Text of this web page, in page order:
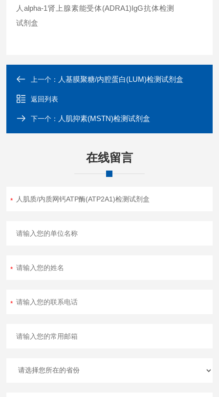
人alpha-1肾上腺素能受体(ADRA1)IgG抗体检测
试剂盒
上一个： 人基膜聚糖/内腔蛋白(LUM)检测试剂盒
返回列表
下一个： 人肌抑素(MSTN)检测试剂盒
在线留言